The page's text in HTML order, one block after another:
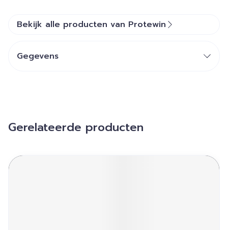
Bekijk alle producten van Protewin
Gegevens
Gerelateerde producten